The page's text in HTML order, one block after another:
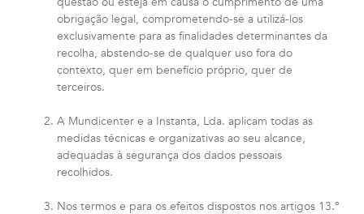
obrigação legal, comprometendo-se a utilizá-los
exclusivamente para as finalidades determinantes da
recolha, abstendo-se de qualquer uso fora do
contexto, quer em benefício próprio, quer de
terceiros.
A Mundicenter e a Instanta, Lda. aplicam todas as
medidas técnicas e organizativas ao seu alcance,
adequadas à segurança dos dados pessoais
recolhidos.
Nos termos e para os efeitos dispostos nos artigos 13.º